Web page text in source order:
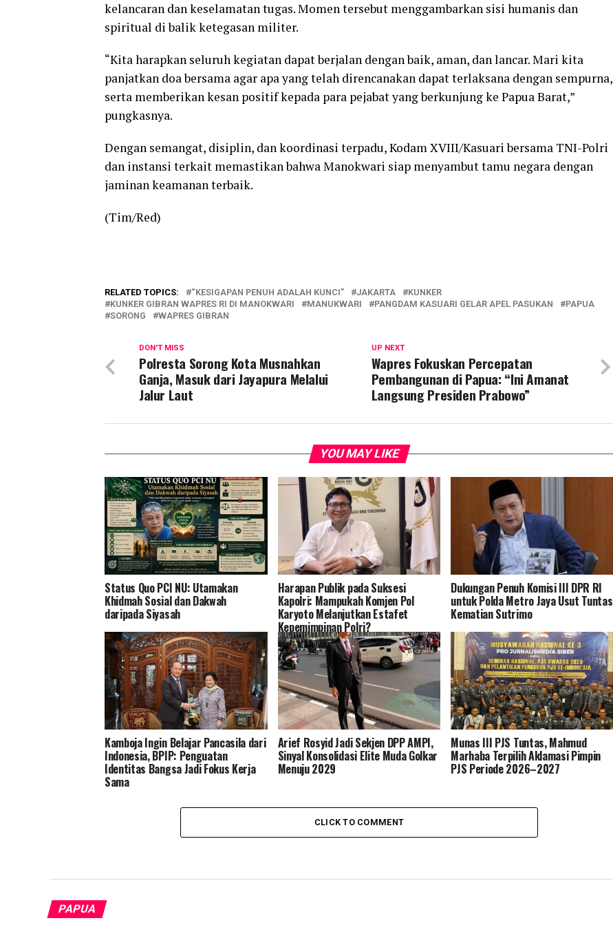
kelancaran dan keselamatan tugas. Momen tersebut menggambarkan sisi humanis dan
spiritual di balik ketegasan militer.
“Kita harapkan seluruh kegiatan dapat berjalan dengan baik, aman, dan lancar. Mari kita
panjatkan doa bersama agar apa yang telah direncanakan dapat terlaksana dengan sempurna,
serta memberikan kesan positif kepada para pejabat yang berkunjung ke Papua Barat,”
pungkasnya.
Dengan semangat, disiplin, dan koordinasi terpadu, Kodam XVIII/Kasuari bersama TNI-Polri
dan instansi terkait memastikan bahwa Manokwari siap menyambut tamu negara dengan
jaminan keamanan terbaik.
(Tim/Red)
RELATED TOPICS: “KESIGAPAN PENUH ADALAH KUNCI” JAKARTA
KUNKER
KUNKER GIBRAN WAPRES RI DI MANOKWARI
MANUKWARI PANGDAM KASUARI GELAR APEL PASUKAN
PAPUA
SORONG
WAPRES GIBRAN
UP NEXT
Wapres Fokuskan Percepatan
Pembangunan di Papua: “Ini Amanat
Langsung Presiden Prabowo”
DON'T MISS
Polresta Sorong Kota Musnahkan
Ganja, Masuk dari Jayapura Melalui
Jalur Laut
YOU MAY LIKE
Status Quo PCI NU: Utamakan
Khidmah Sosial dan Dakwah
daripada Siyasah
Harapan Publik pada Suksesi
Kapolri: Mampukah Komjen Pol
Karyoto Melanjutkan Estafet
Kepemimpinan Polri?
Dukungan Penuh Komisi III DPR RI
untuk Polda Metro Jaya Usut Tuntas
Kematian Sutrimo
Kamboja Ingin Belajar Pancasila dari
Indonesia, BPIP: Penguatan
Identitas Bangsa Jadi Fokus Kerja
Sama
Arief Rosyid Jadi Sekjen DPP AMPI,
Sinyal Konsolidasi Elite Muda Golkar
Menuju 2029
Munas III PJS Tuntas, Mahmud
Marhaba Terpilih Aklamasi Pimpin
PJS Periode 2026–2027
CLICK TO COMMENT
PAPUA